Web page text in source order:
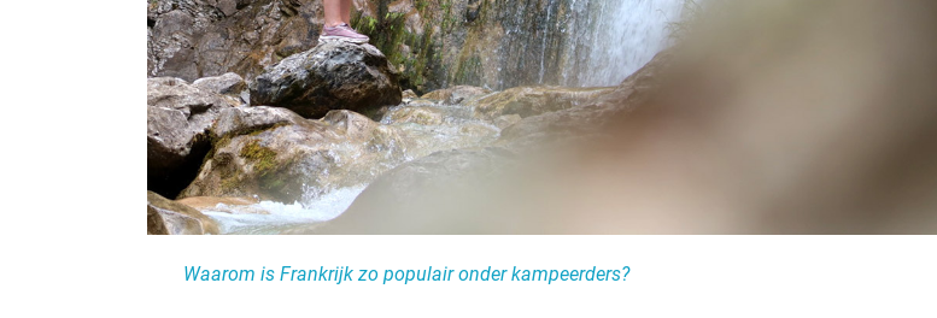
Waarom is Frankrijk zo populair onder kampeerders?